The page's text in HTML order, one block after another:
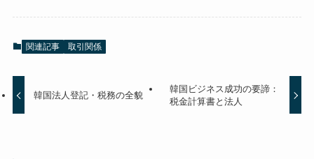
関連記事 取引関係
韓国法人登記・税務の全貌
韓国ビジネス成功の要諦：
税金計算書と法人